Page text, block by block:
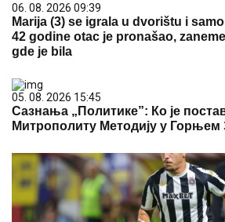
06. 08. 2026 09:39
Marija (3) se igrala u dvorištu i
42 godine otac je pronašao,
gde je bila
05. 08. 2026 15:45
Сазнања „Политике”: Ко је
Митрополиту Методију у Горњем